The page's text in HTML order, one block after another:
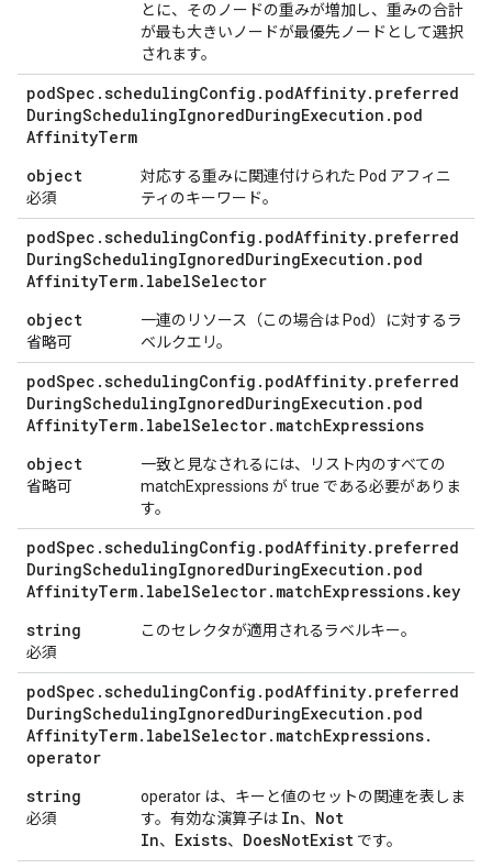
とに、そのノードの重みが増加し、重みの合計
が最も大きいノードが最優先ノードとして選択
されます。
podSpec .schedulingConfig . podAffinity. preferred
DuringSchedulingIgnoredDuringExecution . pod
AffinityTerm
object
必須
対応する重みに関連付けられた Pod アフィニ
ティのキーワード。
podSpec .schedulingConfig . podAffinity. preferred
DuringSchedulingIgnoredDuringExecution . pod
AffinityTerm. labelSelector
object
省略可
一連のリソース（この場合は Pod）に対するラ
ベルクエリ。
podSpec .schedulingConfig . podAffinity. preferred
DuringSchedulingIgnoredDuringExecution . pod
AffinityTerm. labelSelector. matchExpressions
object
省略可
一致と見なされるには、リスト内のすべての
matchExpressions が true である必要がありま
す。
podSpec .schedulingConfig . podAffinity. preferred
DuringSchedulingIgnoredDuringExecution . pod
AffinityTerm. labelSelector. matchExpressions. key
string
必須
このセレクタが適用されるラベルキー。
podSpec .schedulingConfig . podAffinity. preferred
DuringSchedulingIgnoredDuringExecution . pod
AffinityTerm. labelSelector. matchExpressions.
operator
string
必須
operator は、キーと値のセットの関連を表しま
す。有効な演算子は In、 Not
In、 Exists、 DoesNotExist です。